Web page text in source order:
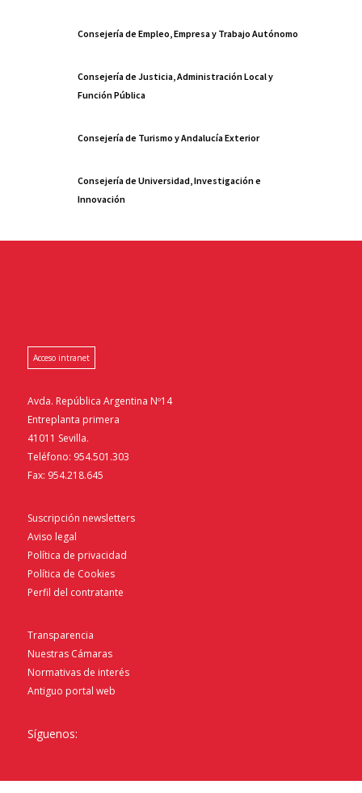
Consejería de Empleo, Empresa y Trabajo Autónomo
Consejería de Justicia, Administración Local y
Función Pública
Consejería de Turismo y Andalucía Exterior
Consejería de Universidad, Investigación e
Innovación
Acceso intranet
Avda. República Argentina Nº14
Entreplanta primera
41011 Sevilla.
Teléfono: 954.501.303
Fax: 954.218.645
Suscripción newsletters
Aviso legal
Política de privacidad
Política de Cookies
Perfil del contratante
Transparencia
Nuestras Cámaras
Normativas de interés
Antiguo portal web
Síguenos: